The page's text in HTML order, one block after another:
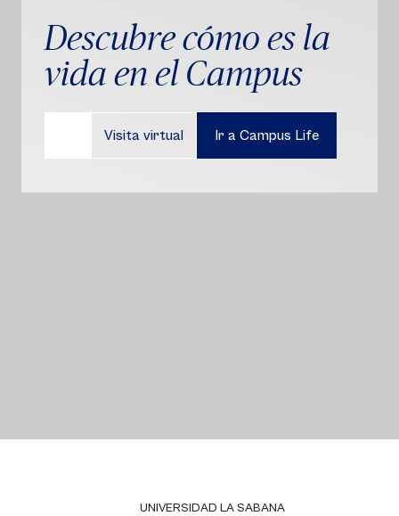
Descubre cómo es la
vida en el Campus
Visita virtual Ir a Campus Life
UNIVERSIDAD LA SABANA